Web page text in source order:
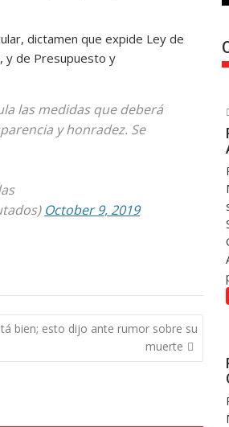
dictamen que expide Ley de
y de Presupuesto y
las medidas que deberá
y honradez. Se
October 9, 2019
bien; esto dijo ante rumor sobre su
muerte